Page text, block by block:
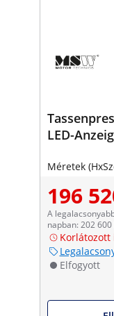
LED-
Méretek
196
A
napban: 202 600
Elfogyott